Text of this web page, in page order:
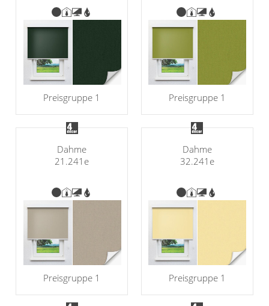
Preisgruppe 1 Preisgruppe 1
Dahme
21.241e
Preisgruppe 1
Dahme
32.241e
Preisgruppe 1